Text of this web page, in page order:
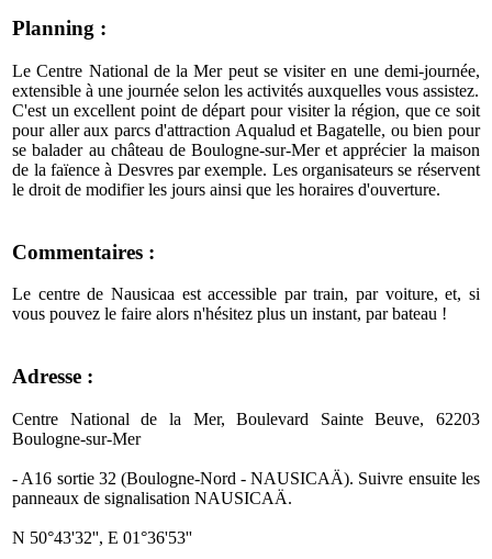
Planning :
Le Centre National de la Mer peut se visiter en une demi-journée,
extensible à une journée selon les activités auxquelles vous assistez.
C'est un excellent point de départ pour visiter la région, que ce soit
pour aller aux parcs d'attraction Aqualud et Bagatelle, ou bien pour
se balader au château de Boulogne-sur-Mer et apprécier la maison
de la faïence à Desvres par exemple. Les organisateurs se réservent
le droit de modifier les jours ainsi que les horaires d'ouverture.
Commentaires :
Le centre de Nausicaa est accessible par train, par voiture, et, si
vous pouvez le faire alors n'hésitez plus un instant, par bateau !
Adresse :
Centre National de la Mer, Boulevard Sainte Beuve, 62203
Boulogne-sur-Mer
- A16 sortie 32 (Boulogne-Nord - NAUSICAÄ). Suivre ensuite les
panneaux de signalisation NAUSICAÄ.
N 50°43'32'', E 01°36'53''